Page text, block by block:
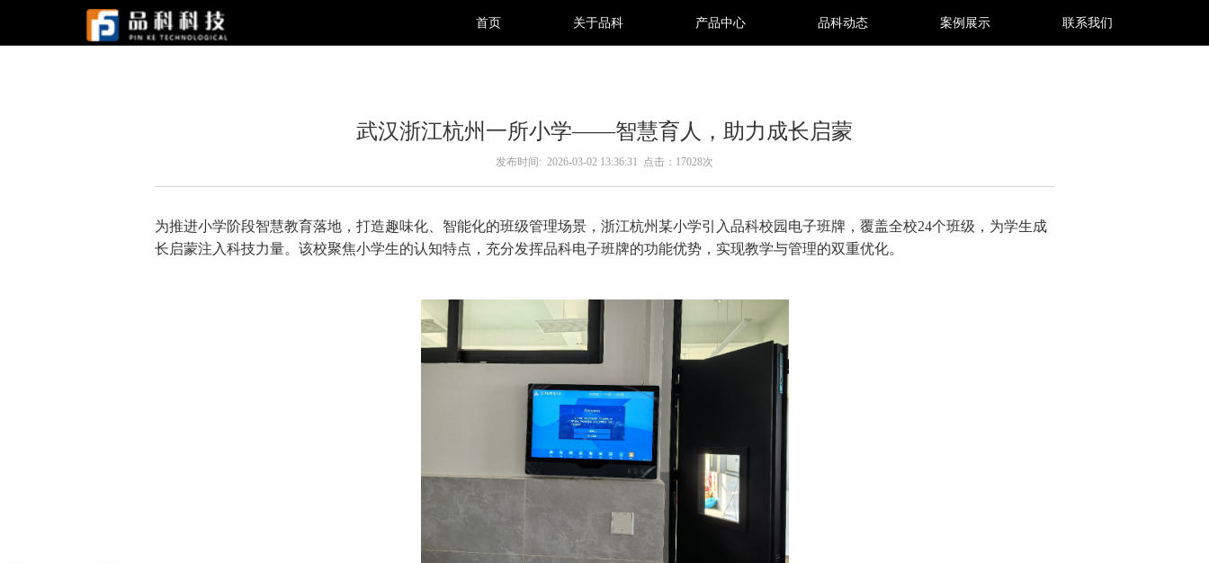
首页 关于品科 产品中心 品科动态 案例展示 联系我们
武汉浙江杭州一所小学——智慧育人，助力成长启蒙
发布时间: 2026-03-02 13:36:31 点击：17028次
为推进小学阶段智慧教育落地，打造趣味化、智能化的班级管理场景，浙江杭州某小学引入品科校园电子班牌，覆盖全校24个班级，为学生成
长启蒙注入科技力量。该校聚焦小学生的认知特点，充分发挥品科电子班牌的功能优势，实现教学与管理的双重优化。